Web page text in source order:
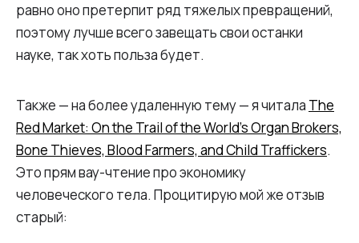
равно оно претерпит ряд тяжелых превращений,
поэтому лучше всего завещать свои останки
науке, так хоть польза будет.
Также — на более удаленную тему — я читала The
Red Market: On the Trail of the World’s Organ Brokers,
Bone Thieves, Blood Farmers, and Child Traffickers.
Это прям вау-чтение про экономику
человеческого тела. Процитирую мой же отзыв
старый: